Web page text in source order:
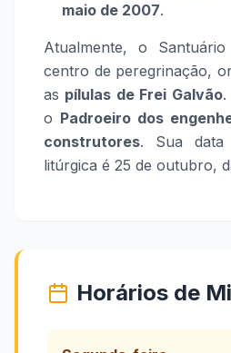
maio de 2007.
Atualmente, o
centro de peregrinação,
as pílulas de Frei Galvão.
o Padroeiro dos
construtores. Sua data
litúrgica é 25 de outubro,
Horários de